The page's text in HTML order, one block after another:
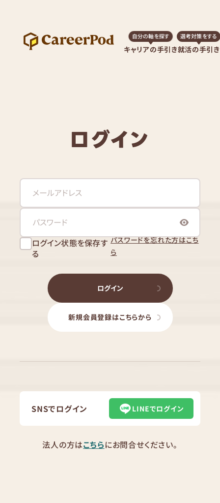
キャリアの手引き
自分の軸を探す
就活の手引き
選考対策をする
ログイン
ログイン状態を保存す
る
パスワードを忘れた方はこち
ら
ログイン
新規会員登録はこちらから
SNSでログイン LINEでログイン
法人の方はこちらにお問合せください。